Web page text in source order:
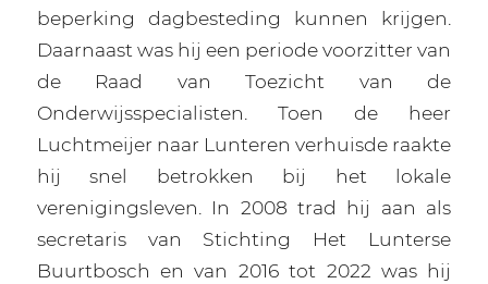
beperking dagbesteding kunnen krijgen.
Daarnaast was hij een periode voorzitter van
de Raad van Toezicht van de
Onderwijsspecialisten. Toen de heer
Luchtmeijer naar Lunteren verhuisde raakte
hij snel betrokken bij het lokale
verenigingsleven. In 2008 trad hij aan als
secretaris van Stichting Het Lunterse
Buurtbosch en van 2016 tot 2022 was hij